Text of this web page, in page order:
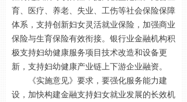
育、医疗、养老、失业、工伤等社会保险保障
体系，支持创新妇女灵活就业保险，加强商业
保险与生育保险有效衔接。银行业金融机构积
极支持妇幼健康服务项目技术改造和设备更
新，支持妇幼健康产业链上下游企业融资。
《实施意见》要求，要强化服务能力建
设，加快构建金融支持妇女就业发展的长效机